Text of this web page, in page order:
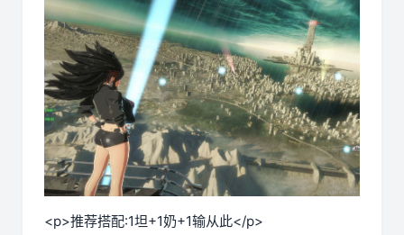
<p>推荐搭配:1坦+1奶+1输从此</p>